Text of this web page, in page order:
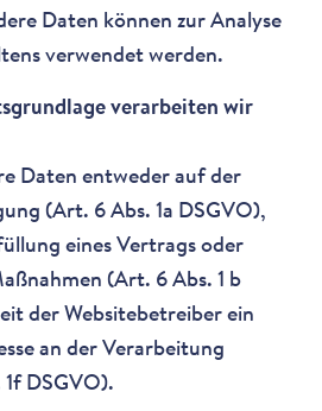
Daten können zur Analyse
verwendet werden.
verarbeiten wir
Daten entweder auf der
(Art. 6 Abs. 1a DSGVO),
eines Vertrags oder
(Art. 6 Abs. 1 b
der Websitebetreiber ein
an der Verarbeitung
DSGVO).